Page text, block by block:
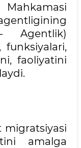
Agentlik)
funksiyalari,
faoliyatini
migratsiyasi
amalga